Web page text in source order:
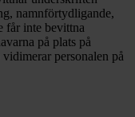
namnförtydligande,
får inte bevittna
på plats på
personalen på